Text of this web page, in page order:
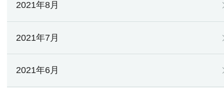
2021年8月
2021年7月
2021年6月